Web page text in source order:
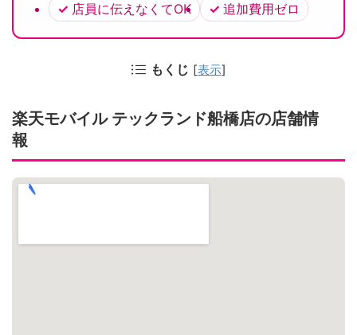
店員に伝えなくてOK
追加費用ゼロ
もくじ [表示]
楽天モバイル テックランド船橋店の店舗情
報